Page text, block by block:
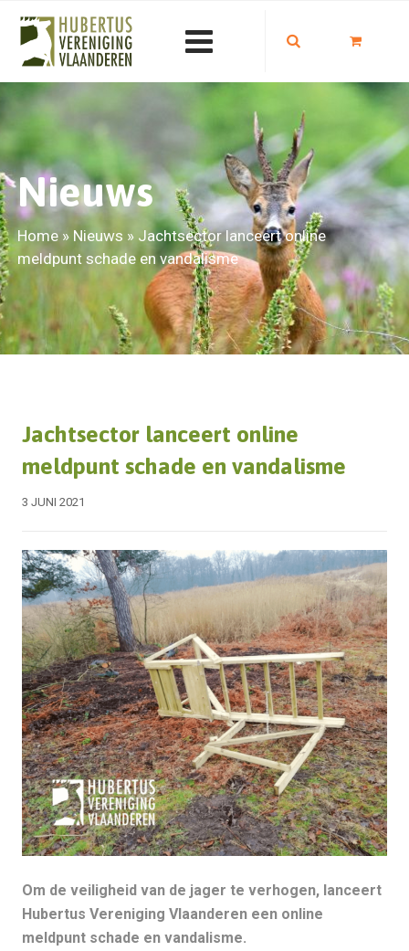
Nieuws
Home» Nieuws » Jachtsector lanceert online
meldpunt schade en vandalisme
Jachtsector lanceert online
meldpunt schade en vandalisme
3 JUNI 2021
Om de veiligheid van de jager te verhogen, lanceert
Hubertus Vereniging Vlaanderen een online
meldpunt schade en vandalisme.